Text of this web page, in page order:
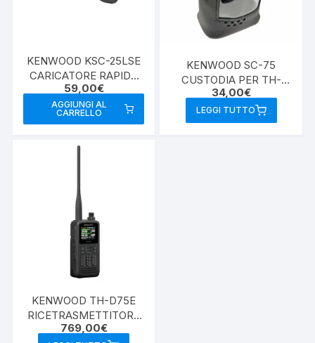
KENWOOD KSC-25LSE
CARICATORE RAPIDO
KENWOOD TH-D74E /
TH-D75E
59,00€
AGGIUNGI AL
CARRELLO
KENWOOD SC-75
CUSTODIA PER TH-
D75E
34,00€
LEGGI TUTTO
KENWOOD TH-D75E
RICETRASMETTITORE
PORTATILE D-STAR
769,00€